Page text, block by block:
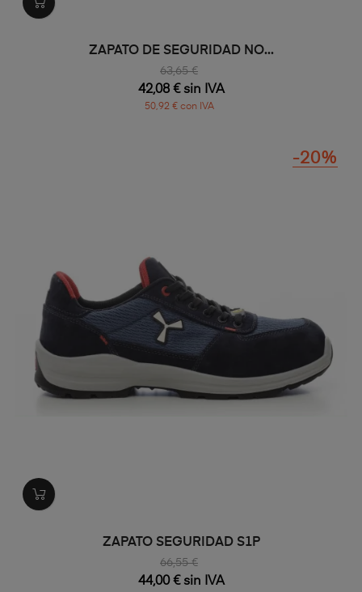
ZAPATO DE SEGURIDAD NO...
63,65 €
42,08 € sin IVA
50,92 € con IVA
ZAPATO SEGURIDAD S1P
66,55 €
-20%
44,00 € sin IVA